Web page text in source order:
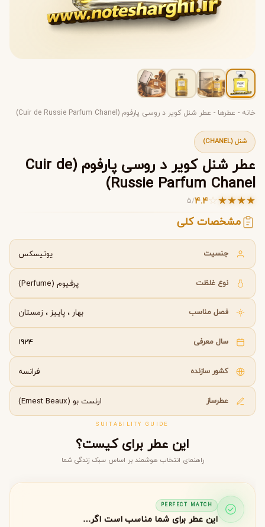
خانه - عطرها - عطر شنل کویر د روسی پارفوم (Cuir de Russie Parfum Chanel)
شنل (CHANEL)
عطر شنل کویر د روسی پارفوم (Cuir de
Russie Parfum Chanel)
★
★
★
★
☆
4.4
/
5
مشخصات کلی
جنسیت یونیسکس
نوع غلظت پرفیوم (Perfume)
فصل مناسب بهار ، پاییز ، زمستان
سال معرفی 1924
کشور سازنده فرانسه
عطرساز ارنست بو (Ernest Beaux)
SUITABILITY GUIDE
این عطر برای کیست؟
راهنمای انتخاب هوشمند بر اساس سبک زندگی شما
PERFECT MATCH
این عطر برای شما مناسب است اگر…